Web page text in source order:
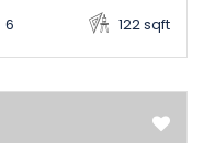
6 122 sqft